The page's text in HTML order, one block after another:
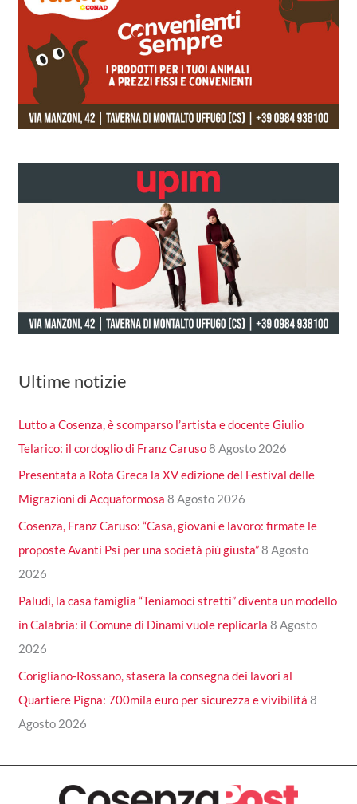
Ultime notizie
Lutto a Cosenza, è scomparso l’artista e docente Giulio
Telarico: il cordoglio di Franz Caruso8 Agosto 2026
Presentata a Rota Greca la XV edizione del Festival delle
Migrazioni di Acquaformosa 8 Agosto 2026
Cosenza, Franz Caruso: “Casa, giovani e lavoro: firmate le
proposte Avanti Psi per una società più giusta”8 Agosto
2026
Paludi, la casa famiglia “Teniamoci stretti” diventa un modello
in Calabria: il Comune di Dinami vuole replicarla 8 Agosto
2026
Corigliano-Rossano, stasera la consegna dei lavori al
Quartiere Pigna: 700mila euro per sicurezza e vivibilità 8
Agosto 2026